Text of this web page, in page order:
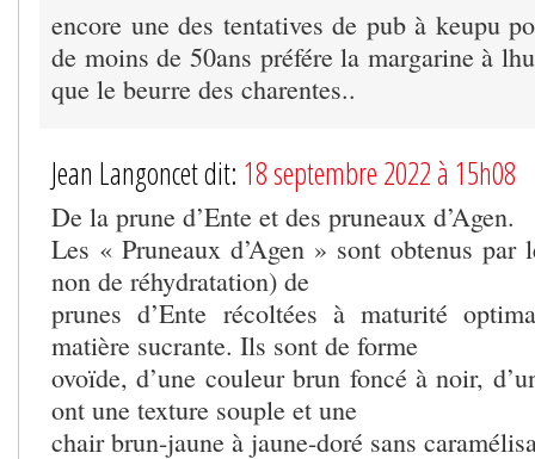
encore une des tentatives de pub à keupu
de moins de 50ans préfére la margarine à
que le beurre des charentes..
Jean Langoncet dit: 18 septembre 2022 à 15h08
De la prune d’Ente et des pruneaux d’Agen.
Les « Pruneaux d’Agen » sont obtenus par
non de réhydratation) de
prunes d’Ente récoltées à maturité
matière sucrante. Ils sont de forme
ovoïde, d’une couleur brun foncé à noir,
ont une texture souple et une
chair brun-jaune à jaune-doré sans